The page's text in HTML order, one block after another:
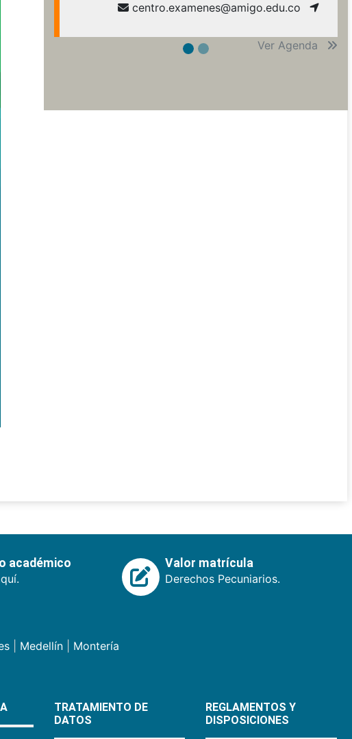
centro.examenes@amigo.edu.co
Ver Agenda
académico
Valor matrícula
Derechos Pecuniarios.
| Medellín| Montería
TRATAMIENTO DE
DATOS
REGLAMENTOS Y
DISPOSICIONES